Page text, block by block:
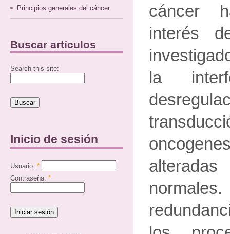
Principios generales del cáncer
Buscar artículos
Search this site:
Inicio de sesión
Usuario: *
Contraseña: *
cáncer
interés
la